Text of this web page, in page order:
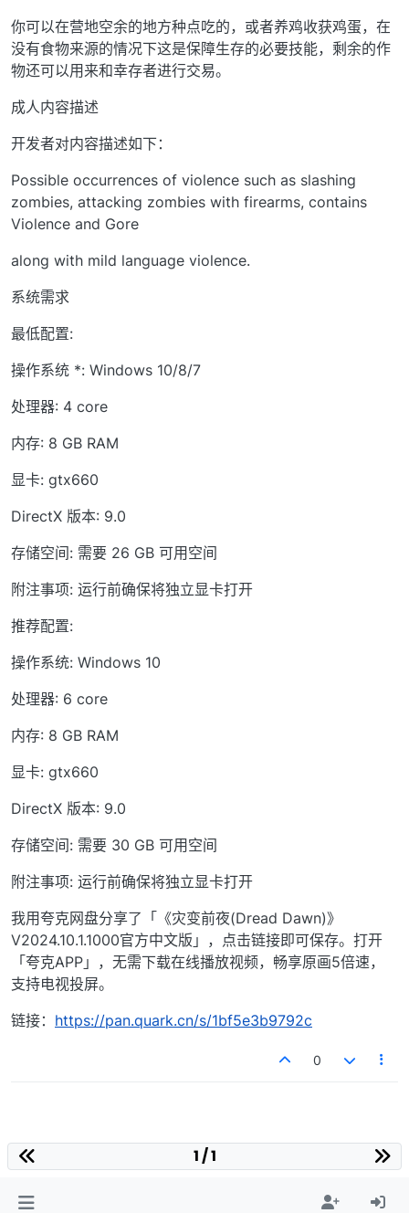
你可以在营地空余的地方种点吃的，或者养鸡收获鸡蛋，在
没有食物来源的情况下这是保障生存的必要技能，剩余的作
物还可以用来和幸存者进行交易。
成人内容描述
开发者对内容描述如下：
Possible occurrences of violence such as slashing
zombies, attacking zombies with firearms, contains
Violence and Gore
along with mild language violence.
系统需求
最低配置:
操作系统 *: Windows 10/8/7
处理器: 4 core
内存: 8 GB RAM
显卡: gtx660
DirectX 版本: 9.0
存储空间: 需要 26 GB 可用空间
附注事项: 运行前确保将独立显卡打开
推荐配置:
操作系统: Windows 10
处理器: 6 core
内存: 8 GB RAM
显卡: gtx660
DirectX 版本: 9.0
存储空间: 需要 30 GB 可用空间
附注事项: 运行前确保将独立显卡打开
我用夸克网盘分享了「《灾变前夜(Dread Dawn)》
V2024.10.1.1000官方中文版」，点击链接即可保存。打开
「夸克APP」，无需下载在线播放视频，畅享原画5倍速，
支持电视投屏。
链接： https://pan.quark.cn/s/1bf5e3b9792c
0
1 / 1